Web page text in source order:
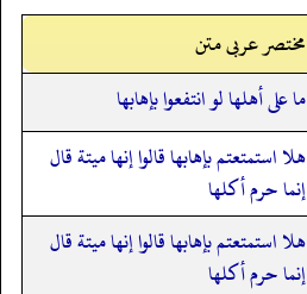
مختصر عربی متن
ما على أهلها لو انتفعوا بإهابها
هلا استمتعتم بإهابها قالوا إنها ميتة قال
إنما حرم أكلها
هلا استمتعتم بإهابها قالوا إنها ميتة قال
إنما حرم أكلها